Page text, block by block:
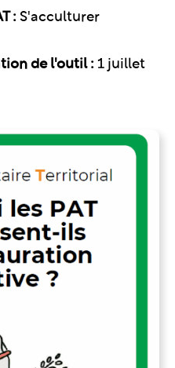
: S'acculturer
de l'outil : 1 juillet